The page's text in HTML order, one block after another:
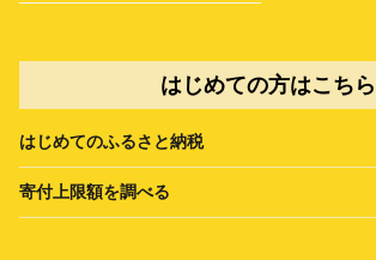
はじめての方はこちら
はじめてのふるさと納税
寄付上限額を調べる